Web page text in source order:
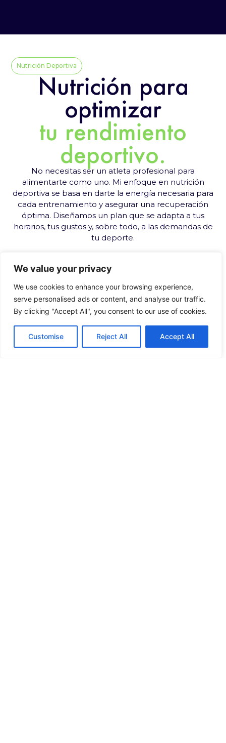
We value your privacy
We use cookies to enhance your browsing experience,
serve personalised ads or content, and analyse our traffic.
By clicking "Accept All", you consent to our use of cookies.
Customise Reject All Accept All
Nutrición Deportiva
Nutrición para
optimizar
tu rendimiento
deportivo.
No necesitas ser un atleta profesional para
alimentarte como uno. Mi enfoque en nutrición
deportiva se basa en darte la energía necesaria para
cada entrenamiento y asegurar una recuperación
óptima. Diseñamos un plan que se adapta a tus
horarios, tus gustos y, sobre todo, a las demandas de
tu deporte.
Plan nutricional personalizado
Adaptado a tus objetivos (fuerza, resistencia,
competición).